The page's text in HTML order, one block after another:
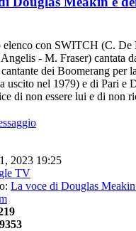
elenco con SWITCH (C. De
- M. Fraser) cantata
dei Boomerang per
uscito nel 1979) e di Pari e
di non essere lui e di non
2023 19:25
TV
La voce di Douglas